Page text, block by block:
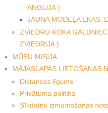
ANGLIJA )
JAUNĀ MODEĻA ĒKAS.
ZVIEDRU KOKA
ZVIEDRIJA )
MŪSU MISIJA
MĀJASLAPAS LIETOŠANAS
Distances līgums
Privātuma politika
Sīkdatņu izmantošanas